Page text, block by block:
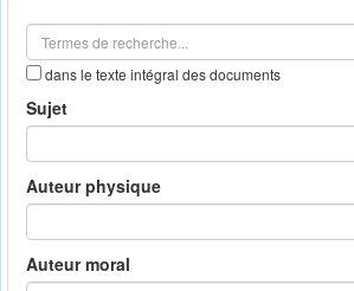
dans le texte intégral des documents
Sujet
Auteur physique
Auteur moral